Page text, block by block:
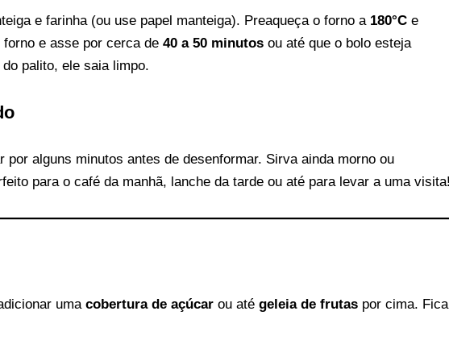
e farinha (ou use papel manteiga). Preaqueça o forno a 180°C e
e asse por cerca de 40 a 50 minutos ou até que o bolo esteja
palito, ele saia limpo.
por alguns minutos antes de desenformar. Sirva ainda morno ou
para o café da manhã, lanche da tarde ou até para levar a uma
uma cobertura de açúcar ou até geleia de frutas por cima. Fica